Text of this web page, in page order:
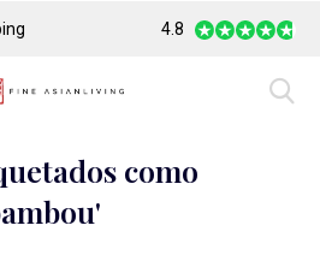
Largest Collection
4.8
como